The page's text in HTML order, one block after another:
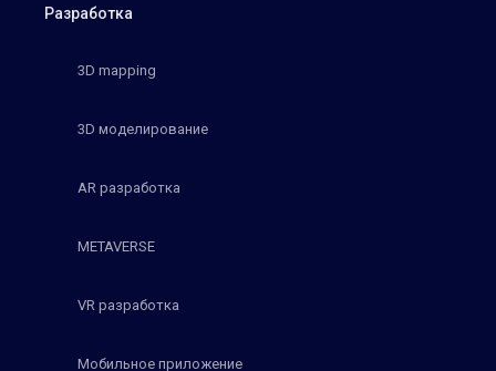
Разработка
3D mapping
3D моделирование
AR разработка
METAVERSE
VR разработка
Мобильное приложение